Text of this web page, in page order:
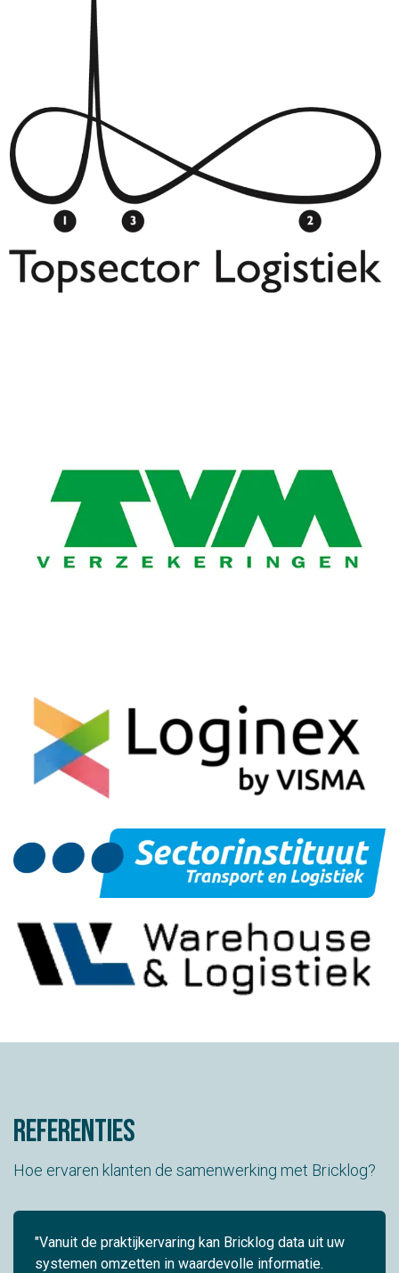
referenties
Hoe ervaren klanten de samenwerking met Bricklog?
"Vanuit de praktijkervaring kan Bricklog data uit uw
systemen omzetten in waardevolle informatie.